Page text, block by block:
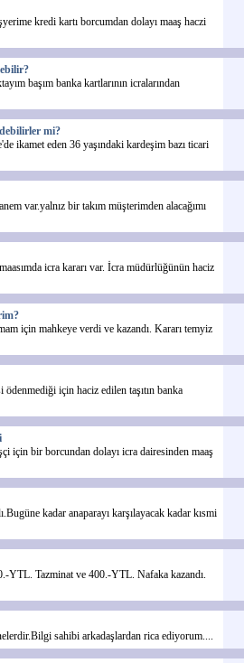
kredi kartı borcumdan dolayı maaş haczi
başım banka kartlarının icralarından
mi?
ikamet eden 36 yaşındaki kardeşim bazı ticari
var.yalnız bir takım müşterimden alacağımı
icra kararı var. İcra müdürlüğünün haciz
için mahkeye verdi ve kazandı. Kararı temyiz
için haciz edilen taşıtın banka
için bir borcundan dolayı icra dairesinden maaş
kadar anaparayı karşılayacak kadar kısmi
YTL. Tazminat ve 400.-YTL. Nafaka kazandı.
sahibi arkadaşlardan rica ediyorum....